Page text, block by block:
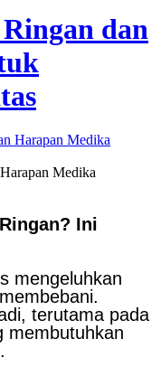
dan
Medika
Ini
mengeluhkan
terutama pada
membutuhkan